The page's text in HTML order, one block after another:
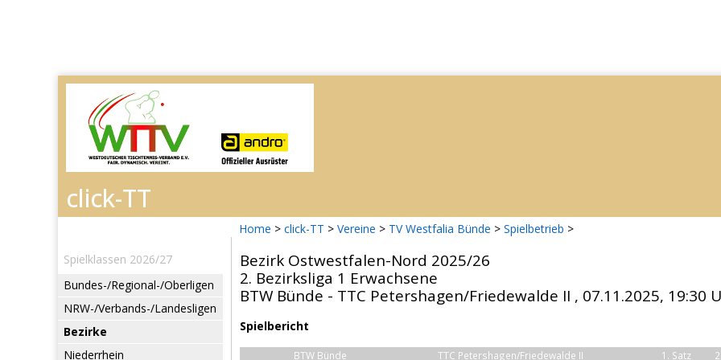
Home > click-TT > Vereine > TV Westfalia Bünde > Spielbetrieb >
Spielklassen 2026/27
Bundes-/Regional-/Oberligen
NRW-/Verbands-/Landesligen
Bezirke
Niederrhein
Bezirk Ostwestfalen-Nord 2025/26
2. Bezirksliga 1 Erwachsene
BTW Bünde - TTC Petershagen/Friedewalde II , 07.11.2025, 19:30
Spielbericht
BTW Bünde TTC Petershagen/Friedewalde II 1. Satz